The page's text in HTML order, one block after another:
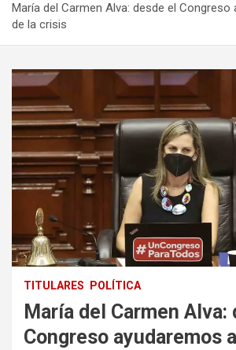
María del Carmen Alva: desde el
de la crisis
TITULARES POLÍTICA
María del Carmen Alva:
Congreso ayudaremos